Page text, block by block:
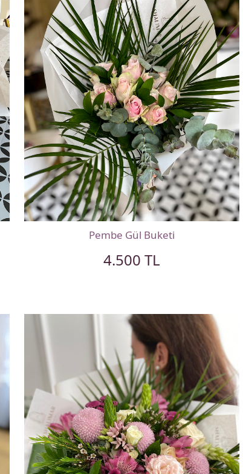
Pembe Gül Buketi
4.500 TL